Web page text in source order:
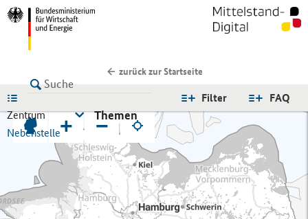
zurück zur Startseite
FAQ
Filter
Zentrum
Nebenstelle
Themen
+ −